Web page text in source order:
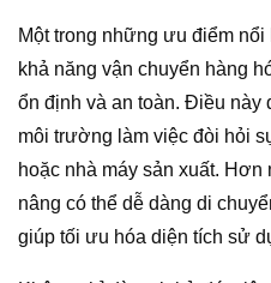
Một trong những ưu điểm
khả năng vận chuyển hàng
ổn định và an toàn. Điều này
môi trường làm việc đòi hỏi
hoặc nhà máy sản xuất.
nâng có thể dễ dàng di
giúp tối ưu hóa diện tích sử